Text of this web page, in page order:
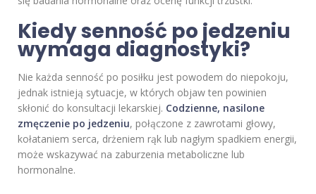
Kiedy senność po jedzeniu
wymaga diagnostyki?
Nie każda senność po posiłku jest powodem do niepokoju,
jednak istnieją sytuacje, w których objaw ten powinien
skłonić do konsultacji lekarskiej. Codzienne, nasilone
zmęczenie po jedzeniu, połączone z zawrotami głowy,
kołataniem serca, drżeniem rąk lub nagłym spadkiem energii,
może wskazywać na zaburzenia metaboliczne lub
hormonalne.